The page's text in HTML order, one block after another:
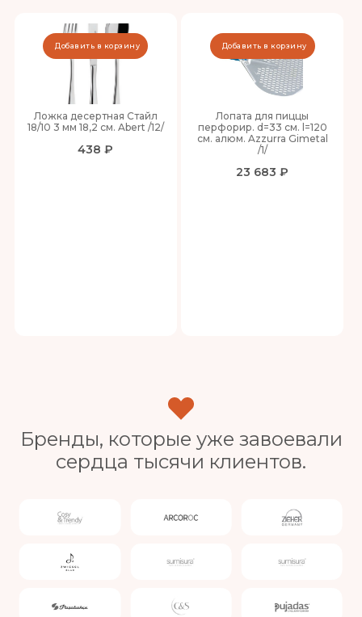
Ложка десертная Стайл
18/10 3 мм 18,2 см. Abert /12/
438 ₽
Добавить в корзину
Лопата для пиццы
перфорир. d=33 см. l=120
см. алюм. Azzurra Gimetal
/1/
23 683 ₽
Добавить в корзину
Бренды, которые уже завоевали
сердца тысячи клиентов.